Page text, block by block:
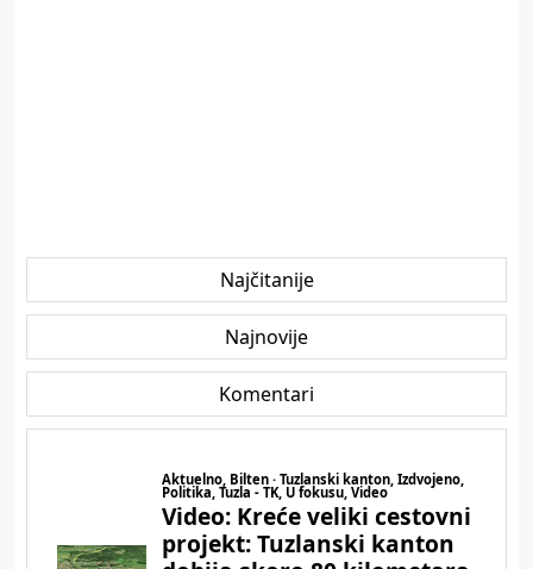
Najčitanije
Najnovije
Komentari